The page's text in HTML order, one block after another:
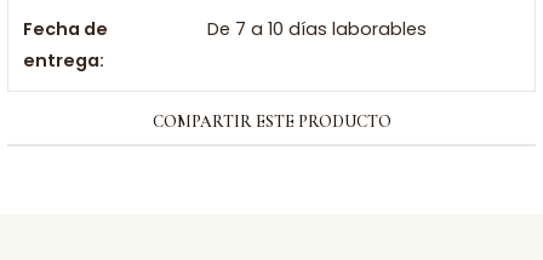
Fecha de
entrega:
De 7 a 10 días laborables
COMPARTIR ESTE PRODUCTO